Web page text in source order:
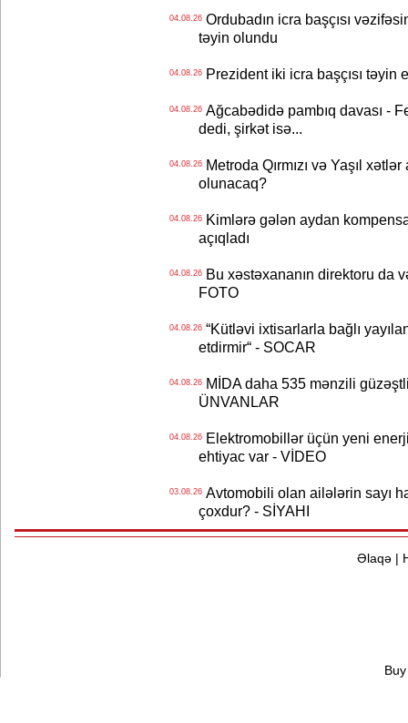
04.08.26Ordubadın icra başçısı
təyin olundu
04.08.26Prezident iki icra başçısı təyin
04.08.26Ağcabədidə pambıq davası -
dedi, şirkət isə...
04.08.26Metroda Qırmızı və Yaşıl
olunacaq?
04.08.26Kimlərə gələn aydan
açıqladı
04.08.26Bu xəstəxananın direktoru da
FOTO
04.08.26“Kütləvi ixtisarlarla bağlı
etdirmir“ - SOCAR
04.08.26MİDA daha 535 mənzili güzəştli
ÜNVANLAR
04.08.26Elektromobillər üçün yeni
ehtiyac var - VİDEO
03.08.26Avtomobili olan ailələrin sayı
çoxdur? - SİYAHI
Əlaqə|